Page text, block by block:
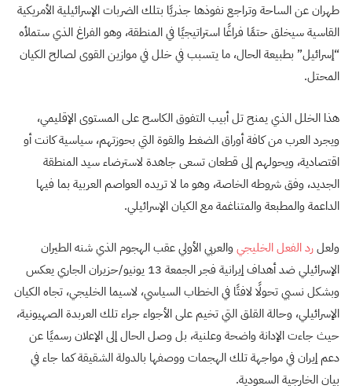
طهران عن الساحة وتراجع نفوذها جذريًا بتلك الضربات الإسرائيلية الأمريكية
القاسية سيخلق حتمًا فراغًا استراتيجيًا في المنطقة، وهو الفراغ الذي ستملأه
“إسرائيل” بطبيعة الحال، ما يتسبب في خلل في موازين القوى لصالح الكيان
المحتل.
هذا الخلل الذي يمنح تل أبيب التفوق الكاسح على المستوى الإقليمي،
ويجرد العرب من كافة أوراق الضغط والقوة التي بحوزتهم، سياسية كانت أو
اقتصادية، ويحولهم إلى قطعان تسعى جاهدة لاسترضاء سيد المنطقة
الجديد، وفق شروطه الخاصة، وهو ما لا تريده العواصم العربية بما فيها
الداعمة والمطبعة والمتناغمة مع الكيان الإسرائيلي.
ولعلرد الفعل الخليجيوالعربي الأولي عقب الهجوم الذي شنه الطيران
الإسرائيلي ضد أهداف إيرانية فجر الجمعة 13 يونيو/حزيران الجاري يعكس
وبشكل نسبي تحولًا لافتًا في الخطاب السياسي، لاسيما الخليجي، تجاه الكيان
الإسرائيلي، وحالة القلق التي تخيم على الأجواء جراء تلك العربدة الصهيونية،
حيث جاءت الإدانة واضحة وعلنية، بل وصل الحال إلى الإعلان رسميًا عن
دعم إيران في مواجهة تلك الهجمات ووصفها بالدولة الشقيقة كما جاء في
بيان الخارجية السعودية.